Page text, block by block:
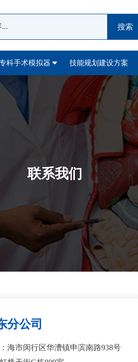
搜索
科手术模拟器 技能规划建设方案
联系我们
分公司
海市闵行区华漕镇申滨南路938号